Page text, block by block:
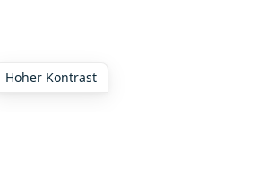
Hoher Kontrast